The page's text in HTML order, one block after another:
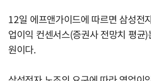
12일 에프앤가이드에 따르면 삼성전
업이익 컨센서스(증권사 전망치 평
원이다.